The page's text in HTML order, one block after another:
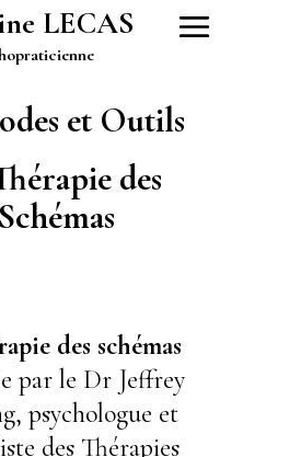
LECAS
et Outils
des schémas
par le Dr Jeffrey
psychologue et
des Thérapies
des
Schémas